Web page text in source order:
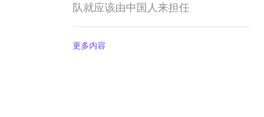
队就应该由中国人来担任
更多内容